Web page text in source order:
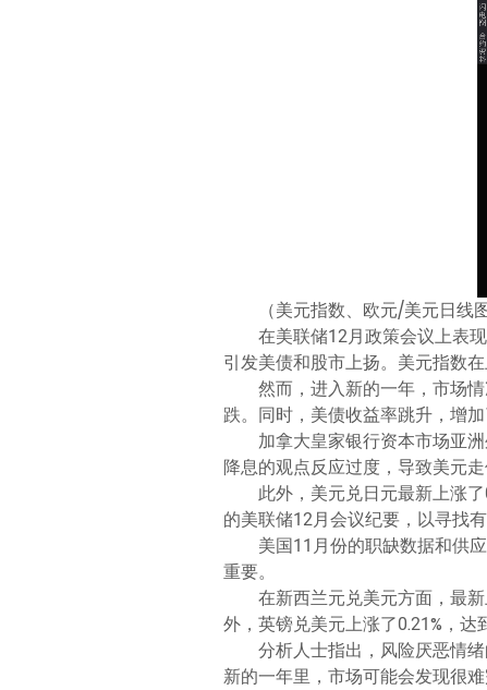
（美元指数、欧元/美元日线
在美联储12月政策会议上表
引发美债和股市上扬。美元指数
然而，进入新的一年，市场
跌。同时，美债收益率跳升，增
加拿大皇家银行资本市场亚
降息的观点反应过度，导致美元
此外，美元兑日元最新上涨
的美联储12月会议纪要，以寻找
美国11月份的职缺数据和供
重要。
在新西兰元兑美元方面，最
外，英镑兑美元上涨了0.21%，达
分析人士指出，风险厌恶情
新的一年里，市场可能会发现很